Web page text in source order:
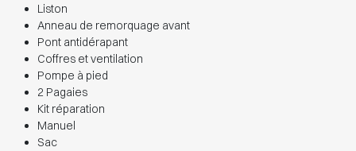
Liston
Anneau de remorquage avant
Pont antidérapant
Coffres et ventilation
Pompe à pied
2 Pagaies
Kit réparation
Manuel
Sac